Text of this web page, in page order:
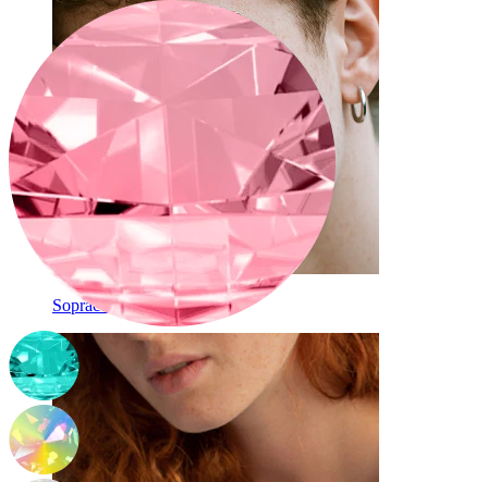
Sopracciglio